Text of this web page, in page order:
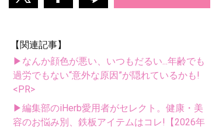
【関連記事】
▶なんか顔色が悪い、いつもだるい...年齢でも
過労でもない“意外な原因”が隠れているかも!
<PR>
▶編集部のiHerb愛用者がセレクト。健康・美
容のお悩み別、鉄板アイテムはコレ!【2026年